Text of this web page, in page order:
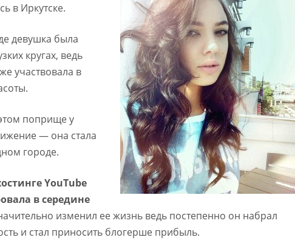
в Иркутске.
девушка была
кругах, ведь
участвовала в
поприще у
— она стала
городе.
YouTube
в середине
изменил ее жизнь ведь постепенно он набрал
и стал приносить блогерше прибыль.